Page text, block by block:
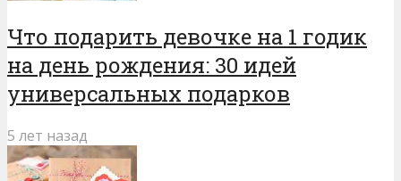
Что подарить девочке на 1 годик
на день рождения: 30 идей
универсальных подарков
5 лет назад